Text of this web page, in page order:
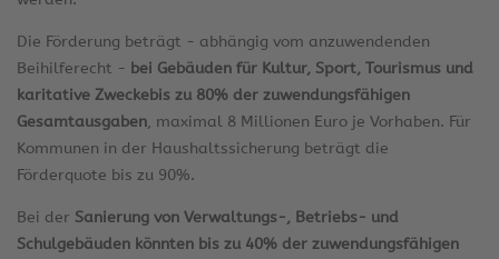
Die Förderung beträgt - abhängig vom anzuwendenden
Beihilferecht - bei Gebäuden für Kultur, Sport, Tourismus und
karitative Zweckebis zu 80% der zuwendungsfähigen
Gesamtausgaben, maximal 8 Millionen Euro je Vorhaben. Für
Kommunen in der Haushaltssicherung beträgt die
Förderquote bis zu 90%.
Bei der Sanierung von Verwaltungs-, Betriebs- und
Schulgebäuden könnten bis zu 40% der zuwendungsfähigen